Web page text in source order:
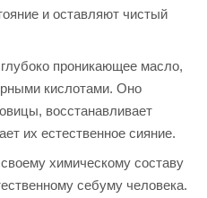
и оставляют чистый
проникающее масло,
кислотами. Оно
восстанавливает
их естественное сияние.
химическому составу
себуму человека.